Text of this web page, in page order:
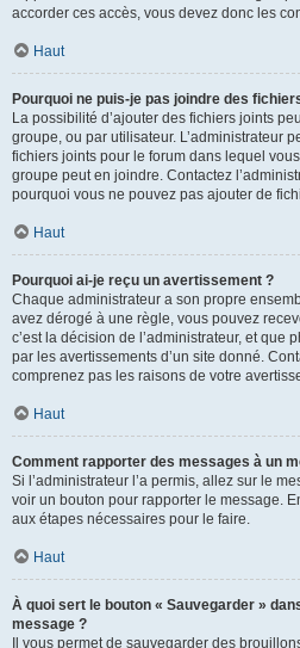
accorder ces accès, vous devez donc les
Haut
Pourquoi ne puis-je pas joindre des
La possibilité d’ajouter des fichiers joints
groupe, ou par utilisateur. L’administrateur
fichiers joints pour le forum dans lequel
groupe peut en joindre. Contactez
pourquoi vous ne pouvez pas ajouter de
Haut
Pourquoi ai-je reçu un avertissement ?
Chaque administrateur a son propre
avez dérogé à une règle, vous pouvez
c’est la décision de l’administrateur, et que
par les avertissements d’un site donné.
comprenez pas les raisons de votre
Haut
Comment rapporter des messages à un
Si l’administrateur l’a permis, allez sur le
voir un bouton pour rapporter le message.
aux étapes nécessaires pour le faire.
Haut
À quoi sert le bouton « Sauvegarder »
message ?
Il vous permet de sauvegarder des